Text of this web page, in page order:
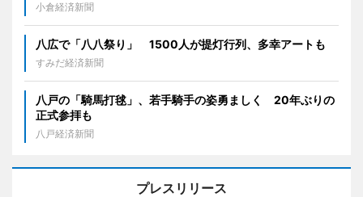
小倉経済新聞
八広で「八八祭り」 1500人が提灯行列、多幸アートも
すみだ経済新聞
八戸の「騎馬打毬」、若手騎手の姿勇ましく 20年ぶりの
正式参拝も
八戸経済新聞
プレスリリース